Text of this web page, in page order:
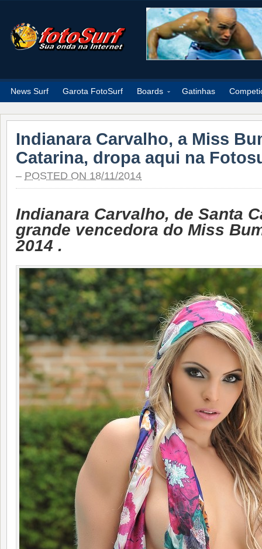
News Surf Garota FotoSurf Boards Gatinhas
Indianara Carvalho, a Miss
Catarina, dropa aqui na
– POSTED ON 18/11/2014
Indianara Carvalho, de Santa
grande vencedora do Miss
2014 .